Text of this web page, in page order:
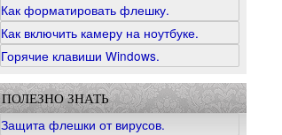
Как форматировать флешку.
Как включить камеру на ноутбуке.
Горячие клавиши Windows.
ПОЛЕЗНО ЗНАТЬ
Защита флешки от вирусов.